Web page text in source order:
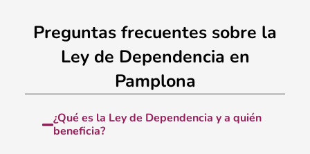
Preguntas frecuentes sobre la
Ley de Dependencia en
Pamplona
¿Qué es la Ley de Dependencia y a quién
beneficia?